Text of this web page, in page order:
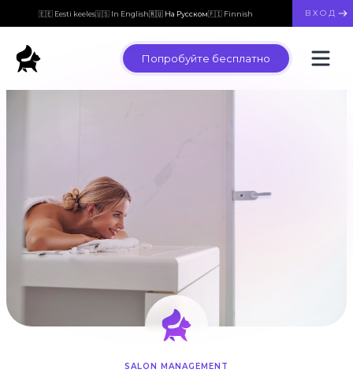
🇪🇪 Eesti keeles🇺🇸 In English🇷🇺 На Русском🇫🇮 Finnish ВХОД
Попробуйте бесплатно
SALON MANAGEMENT